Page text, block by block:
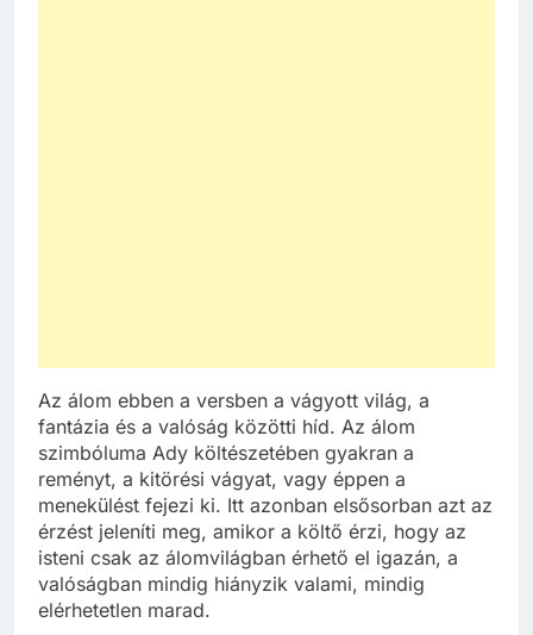
Az álom ebben a versben a vágyott világ, a
fantázia és a valóság közötti híd. Az álom
szimbóluma Ady költészetében gyakran a
reményt, a kitörési vágyat, vagy éppen a
menekülést fejezi ki. Itt azonban elsősorban azt az
érzést jeleníti meg, amikor a költő érzi, hogy az
isteni csak az álomvilágban érhető el igazán, a
valóságban mindig hiányzik valami, mindig
elérhetetlen marad.